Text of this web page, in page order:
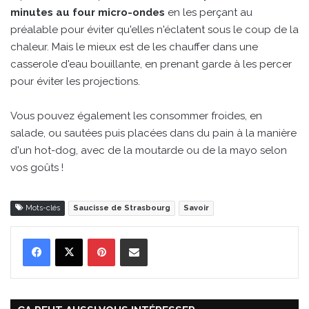
minutes au four micro-ondes en les perçant au
préalable pour éviter qu'elles n'éclatent sous le coup de la
chaleur. Mais le mieux est de les chauffer dans une
casserole d'eau bouillante, en prenant garde à les percer
pour éviter les projections.
Vous pouvez également les consommer froides, en
salade, ou sautées puis placées dans du pain à la manière
d'un hot-dog, avec de la moutarde ou de la mayo selon
vos goûts !
Mots-clés Saucisse de Strasbourg Savoir